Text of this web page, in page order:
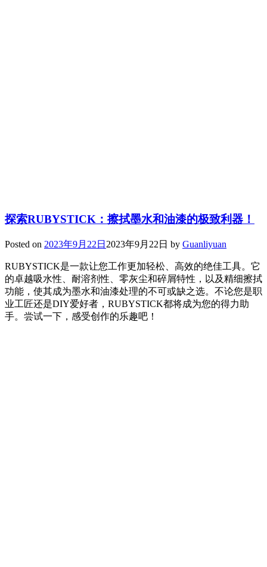
探索RUBYSTICK：擦拭墨水和油漆的极致利器！
Posted on 2023年9月22日 2023年9月22日 by Guanliyuan
RUBYSTICK是一款让您工作更加轻松、高效的绝佳工具。它
的卓越吸水性、耐溶剂性、零灰尘和碎屑特性，以及精细擦拭
功能，使其成为墨水和油漆处理的不可或缺之选。不论您是职
业工匠还是DIY爱好者，RUBYSTICK都将成为您的得力助
手。尝试一下，感受创作的乐趣吧！